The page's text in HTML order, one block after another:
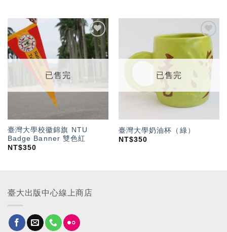
加入
「願
望輕
已售完
臺灣大學校徽錦旗 NTU
Badge Banner 雙色紅
NT$350
加入
「願
望輕
已售完
臺灣大學奶油杯（綠）
NT$350
臺大出版中心線上商店